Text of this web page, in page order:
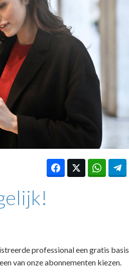
professional een gratis basis
van onze abonnementen kiezen.